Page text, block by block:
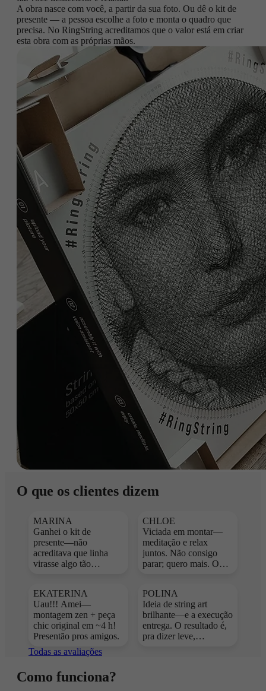
A obra nasce com você, a partir da sua foto. Ou dê o kit de
presente — a pessoa escolhe a foto e monta o quadro que
precisa. No RingString acreditamos que o valor está em criar
esta obra com as próprias mãos.
O que os clientes dizem
MARINA
Ganhei o kit de
presente—não
acreditava que linha
virasse algo tão
escolher a foto—nem
todas serviam. Mas o
resultado—
INCRÍVEL! Não sei
onde pendurar—quero
em todo lugar :)
CHLOE
Viciada em montar—
meditação e relax
juntos. Não consigo
parar; quero mais. O
no ambiente.
EKATERINA
Uau!!! Amei—
montagem zen + peça
chic original em ~4 h!
Presentão pros amigos.
POLINA
Ideia de string art
brilhante—e a execução
entrega. O resultado é,
pra dizer leve,
Todas as avaliações
Como funciona?